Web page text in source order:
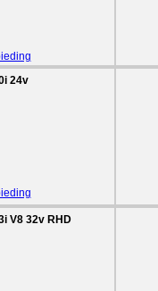
24v
V8 32v RHD